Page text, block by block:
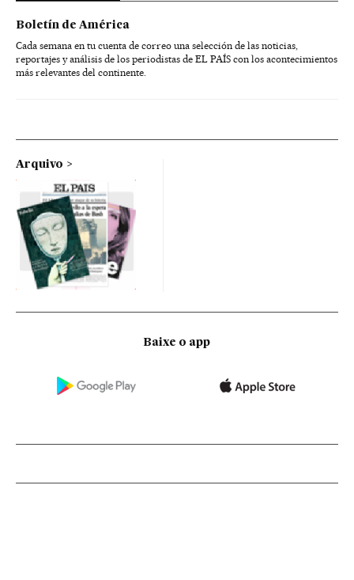
Boletín de América
Cada semana en tu cuenta de correo una selección de las noticias,
reportajes y análisis de los periodistas de EL PAÍS con los acontecimientos
más relevantes del continente.
Arquivo
Baixe o app